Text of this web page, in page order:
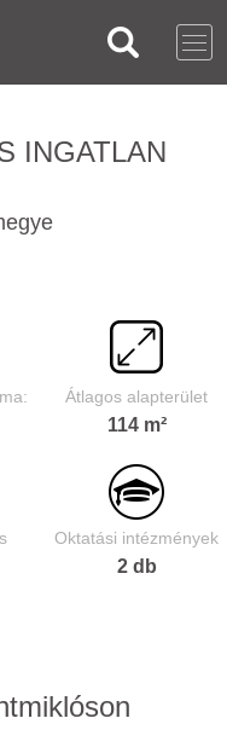
INGATLAN
Átlagos alapterület
114 m²
Oktatási intézmények
2 db